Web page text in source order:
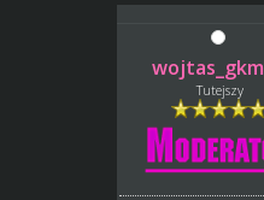
wojtas_gkm
Tutejszy